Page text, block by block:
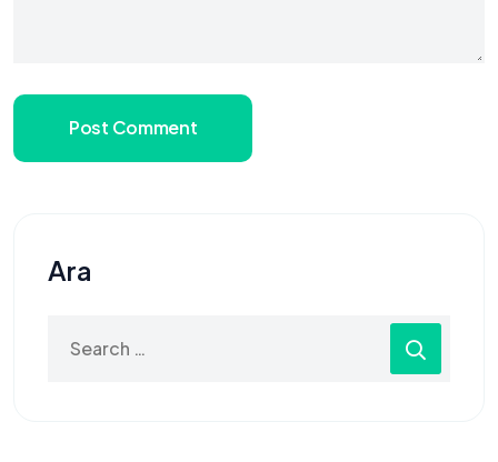
Post Comment
Ara
for: